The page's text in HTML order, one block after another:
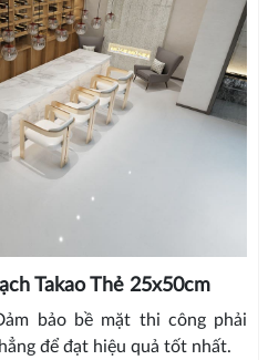
Takao Thẻ 25x50cm
bảo bề mặt thi công phải
để đạt hiệu quả tốt nhất.